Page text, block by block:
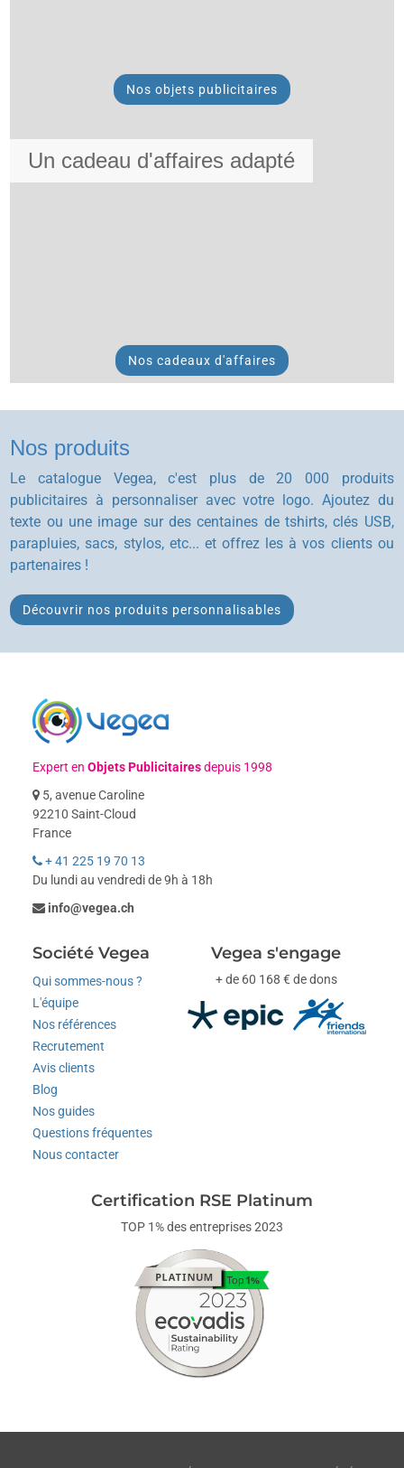
Nos objets publicitaires
Un cadeau d'affaires adapté
Nos cadeaux d'affaires
Nos produits
Le catalogue Vegea, c'est plus de 20 000 produits
publicitaires à personnaliser avec votre logo. Ajoutez du
texte ou une image sur des centaines de tshirts, clés USB,
parapluies, sacs, stylos, etc... et offrez les à vos clients ou
partenaires !
Découvrir nos produits personnalisables
Expert enObjets Publicitairesdepuis 1998
5, avenue Caroline
92210 Saint-Cloud
France
+ 41 225 19 70 13
Du lundi au vendredi de 9h à 18h
info@vegea.ch
Société Vegea
Qui sommes-nous ?
L'équipe
Nos références
Recrutement
Avis clients
Blog
Nos guides
Questions fréquentes
Nous contacter
Vegea s'engage
+ de 60 168 € de dons
Certification RSE Platinum
TOP 1% des entreprises 2023